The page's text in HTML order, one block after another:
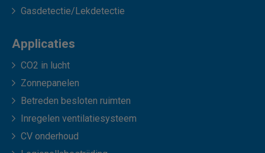
Gasdetectie/Lekdetectie
Applicaties
CO2 in lucht
Zonnepanelen
Betreden besloten ruimten
Inregelen ventilatiesysteem
CV onderhoud